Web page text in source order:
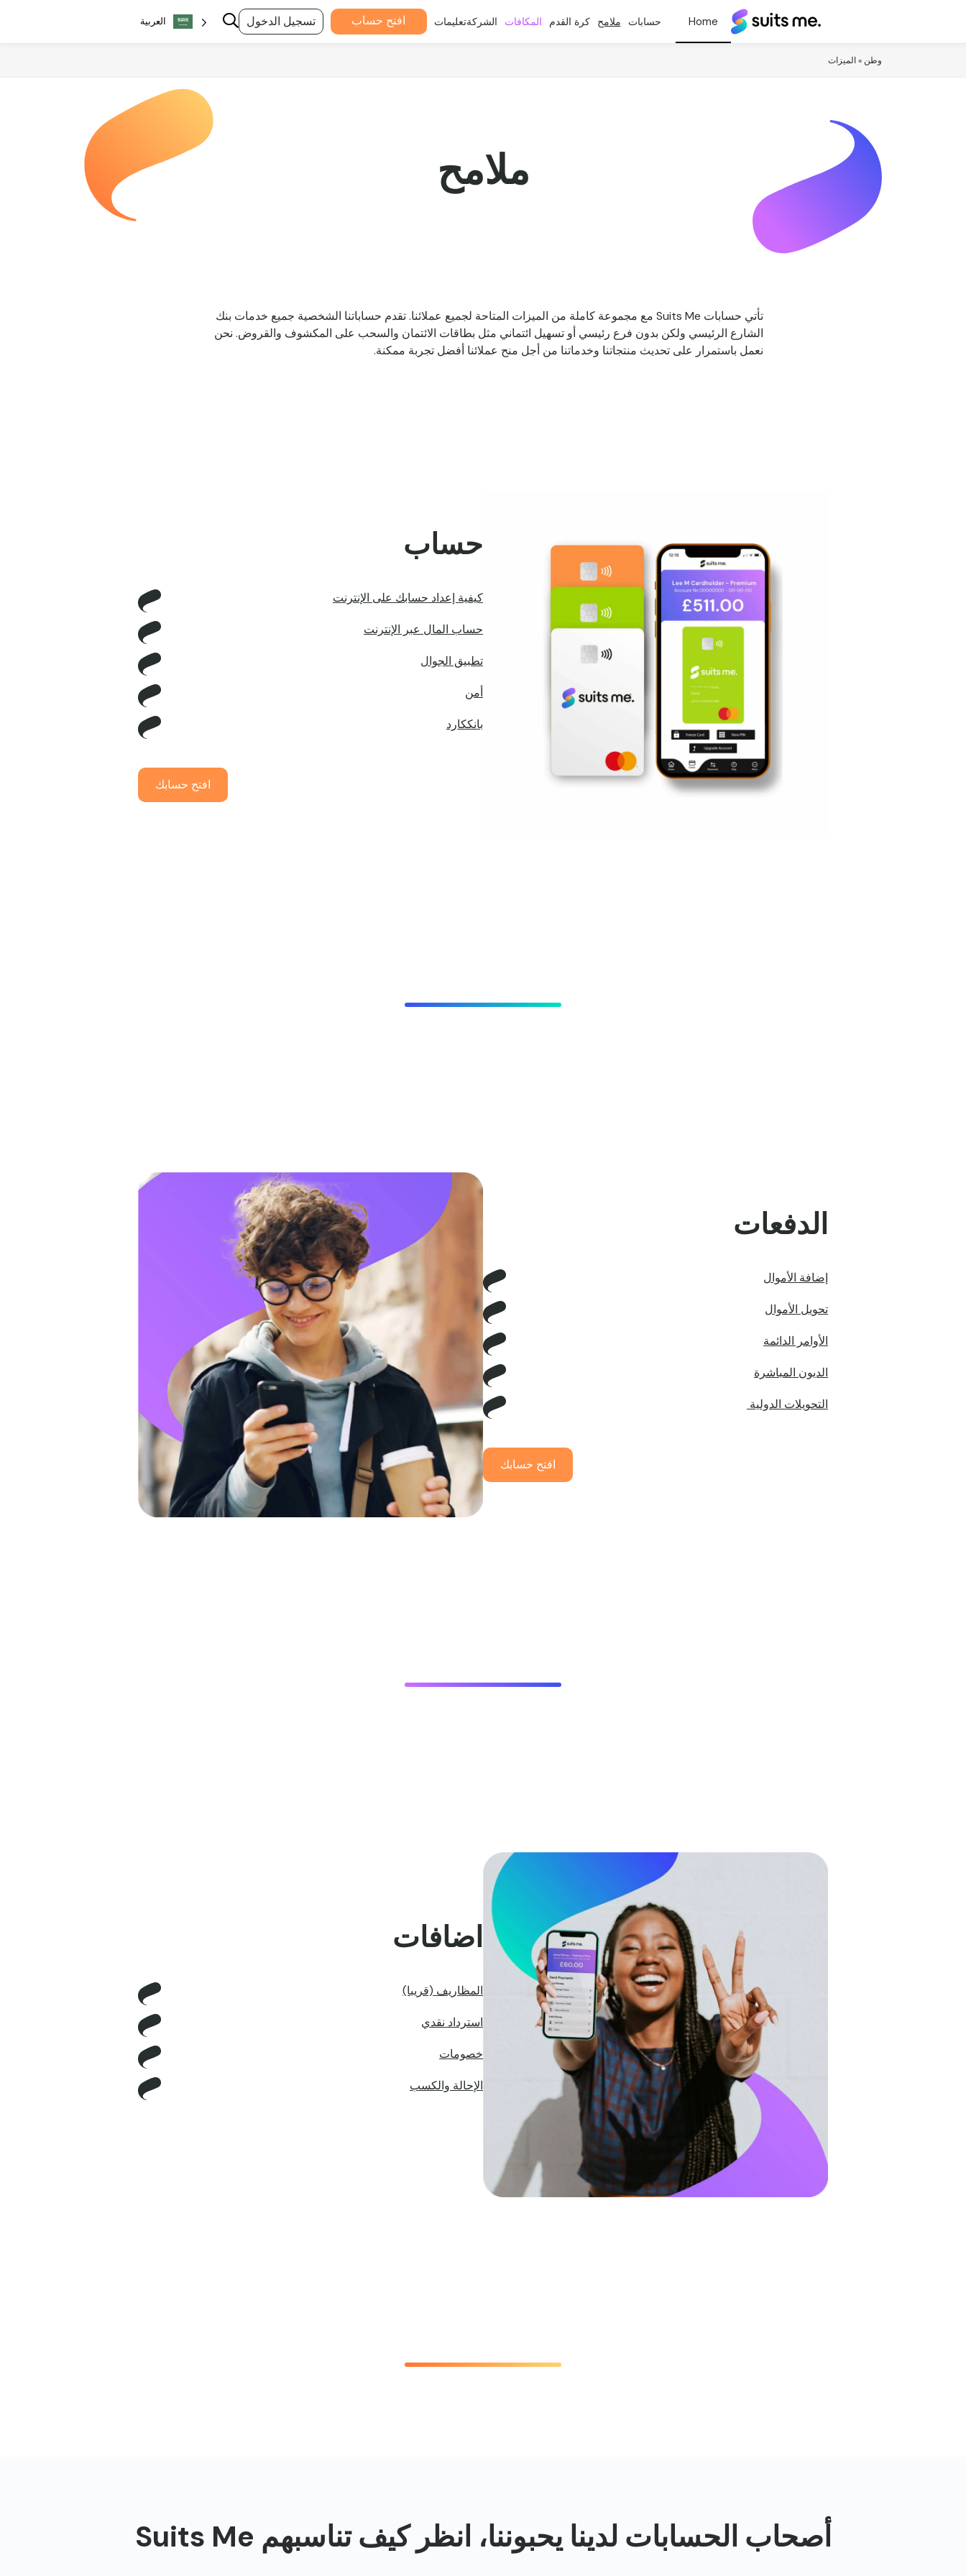
يناسبني®
حسابات ملامح كرة القدم المكافات الشركةتعليمات افتح حساب تسجيل الدخول العربية‏
وطن »الميزات
ملامح
تأتي حسابات Suits Me مع مجموعة كاملة من الميزات المتاحة لجميع عملائنا. تقدم حساباتنا الشخصية جميع خدمات بنك
الشارع الرئيسي ولكن بدون فرع رئيسي أو تسهيل ائتماني مثل بطاقات الائتمان والسحب على المكشوف والقروض. نحن
نعمل باستمرار على تحديث منتجاتنا وخدماتنا من أجل منح عملائنا أفضل تجربة ممكنة.
حساب
كيفية إعداد حسابك على الإنترنت
حساب المال عبر الإنترنت
تطبيق الجوال
أمن
بانككارد
افتح حسابك
الدفعات
إضافة الأموال
تحويل الأموال
الأوامر الدائمة
الديون المباشرة
التحويلات الدولية
افتح حسابك
اضافات
المظاريف (قريبا)
استرداد نقدي
خصومات
الإحالة والكسب
أصحاب الحسابات لدينا يحبوننا، انظر كيف تناسبهم Suits Me